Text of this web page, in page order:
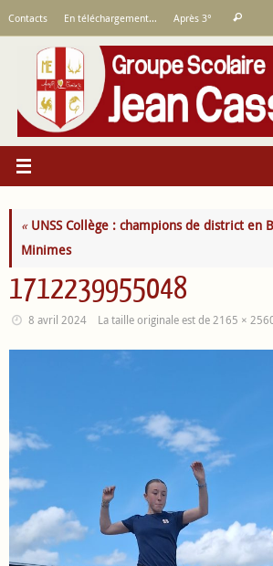
contenu
Contacts En téléchargement… Après 3°
:
Rechercher
«UNSS Collège : champions de district en
Minimes
1712239955048
8 avril 2024 La taille originale est de2165 ×